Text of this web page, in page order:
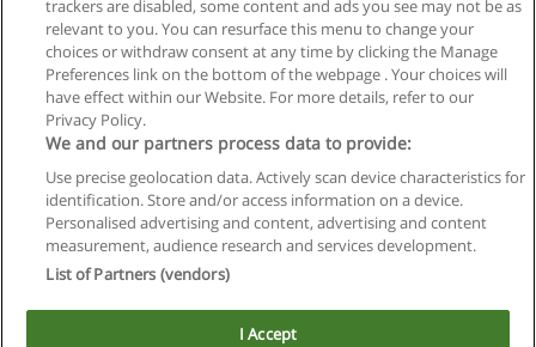
Privacidad de datos
Contactar con Educaedu
Copyright © Educaedu Business S.L. - CIF : B-95610580: -
trackers are disabled, some content and ads you see may not be as
relevant to you. You can resurface this menu to change your
choices or withdraw consent at any time by clicking the Manage
Preferences link on the bottom of the webpage . Your choices will
have effect within our Website. For more details, refer to our
Privacy Policy.
We and our partners process data to provide:
Use precise geolocation data. Actively scan device characteristics for
identification. Store and/or access information on a device.
Personalised advertising and content, advertising and content
measurement, audience research and services development.
List of Partners (vendors)
I Accept